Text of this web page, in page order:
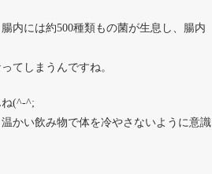
内には約500種類もの菌が生息し、腸内
てしまうんですね。
(^-^;
かい飲み物で体を冷やさないように意識